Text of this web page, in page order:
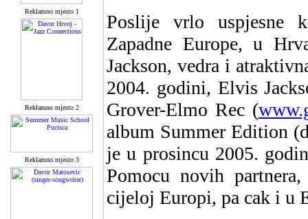
Reklamno mjesto 1
Reklamno mjesto 2
Reklamno mjesto 3
Poslije vrlo uspjesne
Zapadne Europe, u
Jackson, vedra i
2004. godini, Elvis
Grover-Elmo Rec (
album Summer Edition
je u prosincu 2005.
Pomocu novih
cijeloj Europi, pa cak i u